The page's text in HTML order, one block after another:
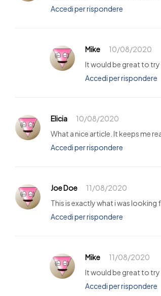
Accedi per rispondere
Mike
10/08/2020
It would be great to
Accedi per rispondere
Elicia
10/08/2020
What a nice article. It keeps me
Accedi per rispondere
Joe Doe
11/08/2020
This is exactly what i was
Accedi per rispondere
Mike
11/08/2020
It would be great to
Accedi per rispondere